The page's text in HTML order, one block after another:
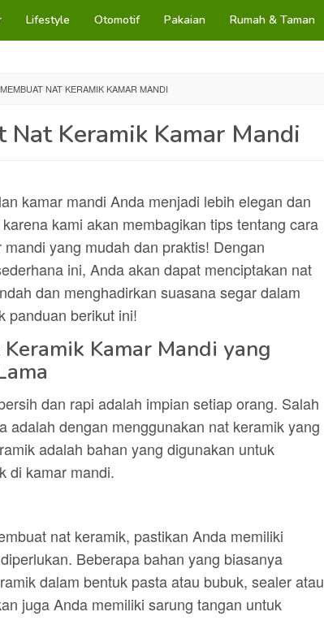
Lifestyle Otomotif Pakaian Rumah & Taman
NAT KERAMIK KAMAR MANDI
Nat Keramik Kamar Mandi
kamar mandi Anda menjadi lebih elegan dan
kami akan membagikan tips tentang cara
yang mudah dan praktis! Dengan
ini, Anda akan dapat menciptakan nat
dan menghadirkan suasana segar dalam
panduan berikut ini!
Kamar Mandi yang
dan rapi adalah impian setiap orang. Salah
adalah dengan menggunakan nat keramik yang
adalah bahan yang digunakan untuk
di kamar mandi.
nat keramik, pastikan Anda memiliki
Beberapa bahan yang biasanya
dalam bentuk pasta atau bubuk, sealer atau
juga Anda memiliki sarung tangan untuk